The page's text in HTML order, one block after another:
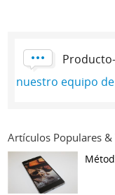
nuestro equipo
Artículos Populares